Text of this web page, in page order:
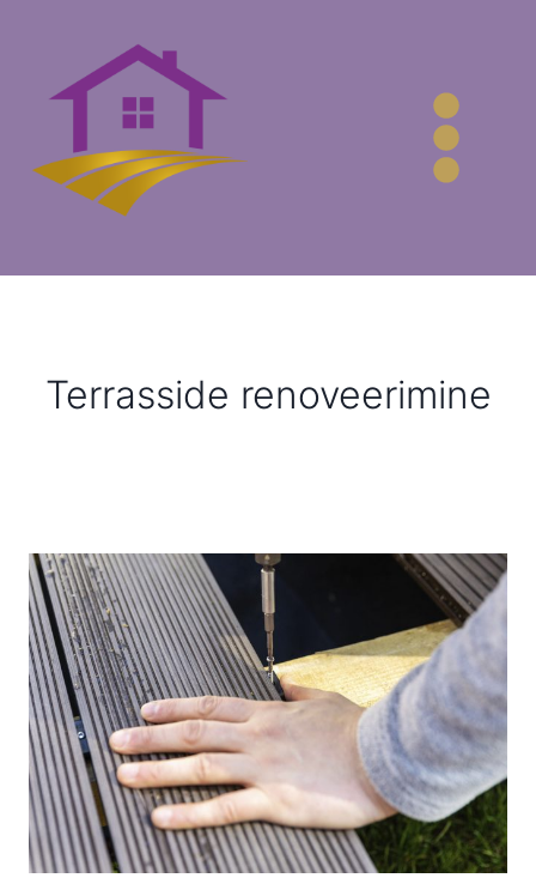
content
Terrasside renoveerimine